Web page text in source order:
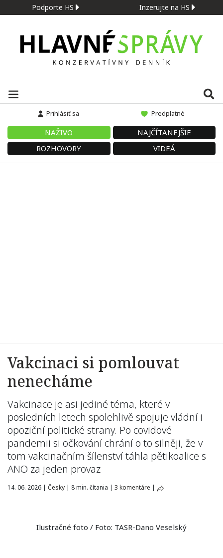
Podporte HS Inzerujte na HS
Prihlásiť sa Predplatné
NAŽIVO
NAJČÍTANEJŠIE
ROZHOVORY
VIDEÁ
Vakcinaci si pomlouvat
nenecháme
Vakcinace je asi jediné téma, které v
posledních letech spolehlivě spojuje vládní i
opoziční politické strany. Po covidové
pandemii si očkování chrání o to silněji, že v
tom vakcinačním šílenství táhla pětikoalice s
ANO za jeden provaz
14. 06. 2026 | Česky | 8 min. čítania | 3 komentáre |
Ilustračné foto / Foto: TASR-Dano Veselský